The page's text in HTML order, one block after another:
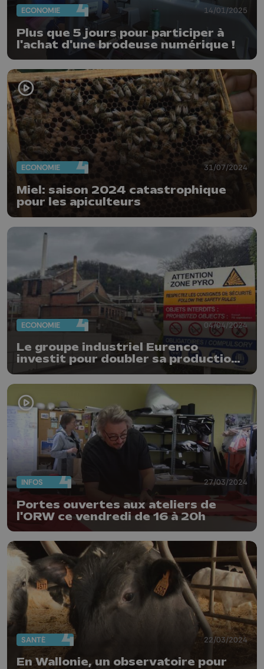
ECONOMIE 14/01/2025
Plus que 5 jours pour participer à
l'achat d'une brodeuse numérique !
ECONOMIE 31/07/2024
Miel: saison 2024 catastrophique
pour les apiculteurs
ECONOMIE 04/04/2024
Le groupe industriel Eurenco
investit pour doubler sa production
INFOS 27/03/2024
Portes ouvertes aux ateliers de
l'ORW ce vendredi de 16 à 20h
SANTÉ 22/03/2024
En Wallonie, un observatoire pour